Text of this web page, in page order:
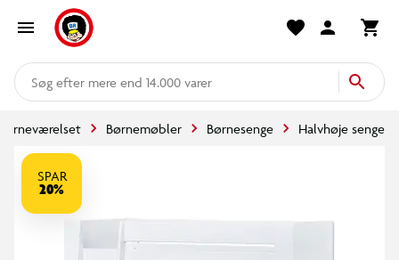
mere end 14.000 varer
Børnemøbler Børnesenge Halvhøje senge
SPAR
20%